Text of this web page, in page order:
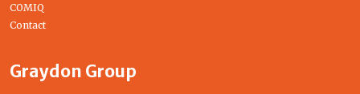
COMIQ
Contact
Graydon Group